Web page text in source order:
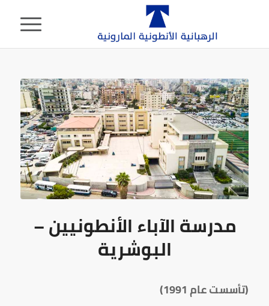
مدرسة الآباء الأنطونيين –
البوشرية
(تأسست عام 1991)